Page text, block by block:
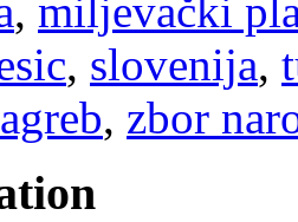
, miljevački
, slovenija,
, zbor